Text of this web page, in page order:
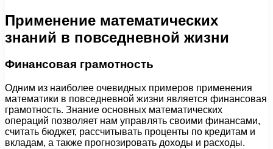
Применение математических
знаний в повседневной жизни
Финансовая грамотность
Одним из наиболее очевидных примеров применения
математики в повседневной жизни является финансовая
грамотность. Знание основных математических
операций позволяет нам управлять своими финансами,
считать бюджет, рассчитывать проценты по кредитам и
вкладам, а также прогнозировать доходы и расходы.